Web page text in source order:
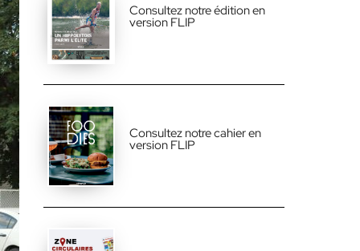
Consultez notre édition en
version FLIP
Consultez notre cahier en
version FLIP